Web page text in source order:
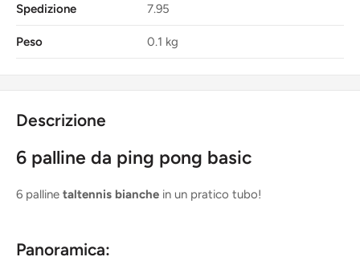
Spedizione 7.95
Peso 0.1 kg
Descrizione
6 palline da ping pong basic
6 palline taltennis bianche in un pratico tubo!
Panoramica: